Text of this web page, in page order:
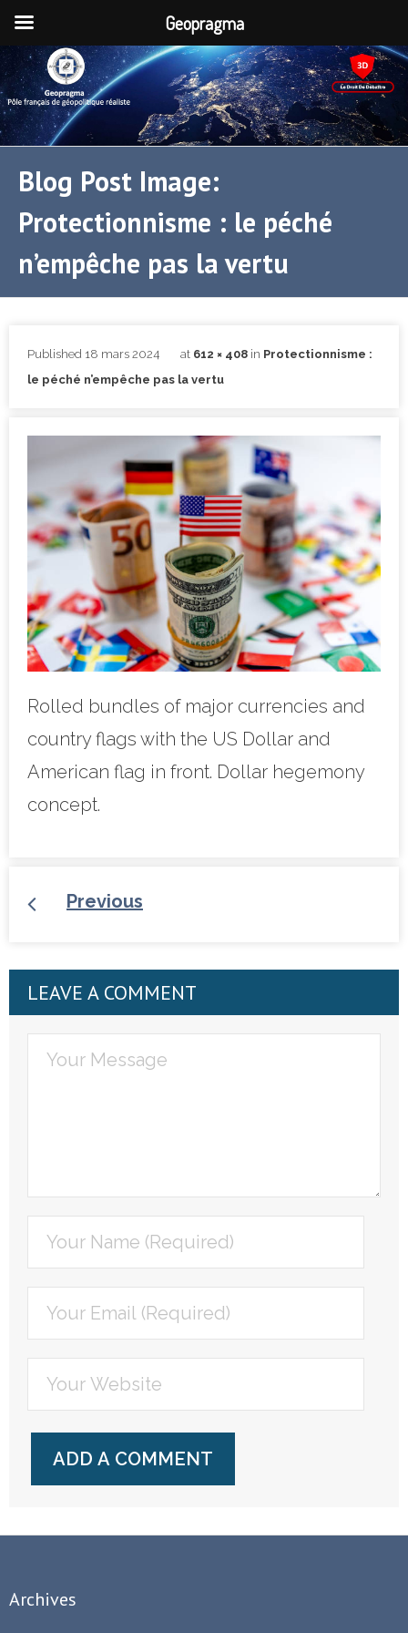
Blog Post Image:
Protectionnisme : le péché
n’empêche pas la vertu
Published 18 mars 2024 at 612 × 408 in Protectionnisme :
le péché n’empêche pas la vertu
Rolled bundles of major currencies and
country flags with the US Dollar and
American flag in front. Dollar hegemony
concept.
Previous
LEAVE A COMMENT
Archives
Geopragma